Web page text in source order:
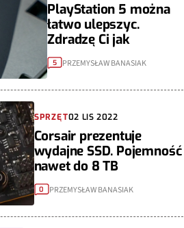
PlayStation 5 można
łatwo ulepszyc.
Zdradzę Ci jak
5 PRZEMYSŁAW BANASIAK
SPRZĘT02 LIS 2022
Corsair prezentuje
wydajne SSD. Pojemność
nawet do 8 TB
0 PRZEMYSŁAW BANASIAK